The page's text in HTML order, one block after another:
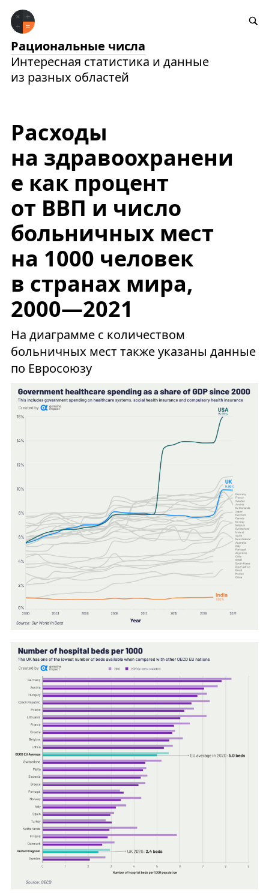
Рациональные числа
Интересная статистика и данные
из разных областей
Расходы
на здравоохранени
е как процент
от ВВП и число
больничных мест
на 1000 человек
в странах мира,
2000—2021
На диаграмме с количеством
больничных мест также указаны данные
по Евросоюзу